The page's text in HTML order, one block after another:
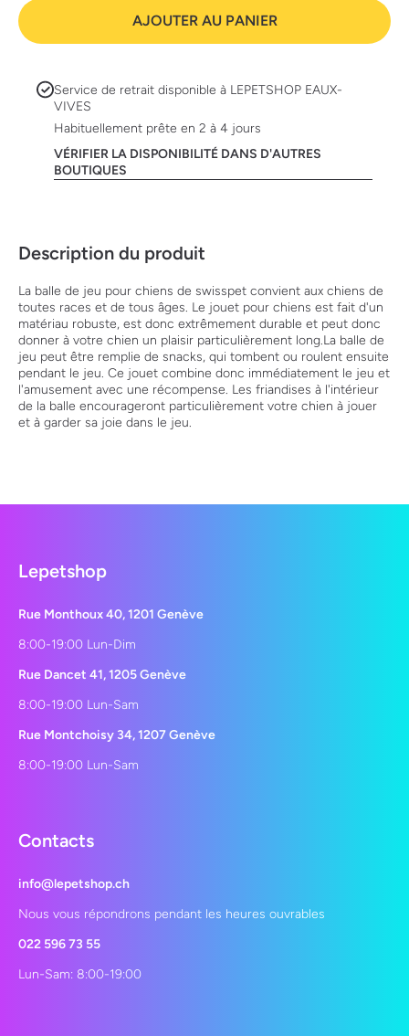
balle,
clair
AJOUTER AU PANIER
Service de retrait disponible à LEPETSHOP EAUX-
VIVES
Habituellement prête en 2 à 4 jours
VÉRIFIER LA DISPONIBILITÉ DANS D'AUTRES
BOUTIQUES
Description du produit
La balle de jeu pour chiens de swisspet convient aux chiens de
toutes races et de tous âges. Le jouet pour chiens est fait d'un
matériau robuste, est donc extrêmement durable et peut donc
donner à votre chien un plaisir particulièrement long.La balle de
jeu peut être remplie de snacks, qui tombent ou roulent ensuite
pendant le jeu. Ce jouet combine donc immédiatement le jeu et
l'amusement avec une récompense. Les friandises à l'intérieur
de la balle encourageront particulièrement votre chien à jouer
et à garder sa joie dans le jeu.
Lepetshop
Rue Monthoux 40, 1201 Genève
8:00-19:00 Lun-Dim
Rue Dancet 41, 1205 Genève
8:00-19:00 Lun-Sam
Rue Montchoisy 34, 1207 Genève
8:00-19:00 Lun-Sam
Contacts
info@lepetshop.ch
Nous vous répondrons pendant les heures ouvrables
022 596 73 55
Lun-Sam: 8:00-19:00